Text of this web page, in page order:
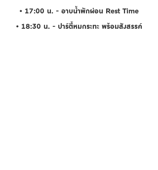
• 17:00 น. - อาบน้ำพักผ่อน Rest Time
• 18:30 น. - ปาร์ตี้หมูกระทะ พร้อมสังสรรค์